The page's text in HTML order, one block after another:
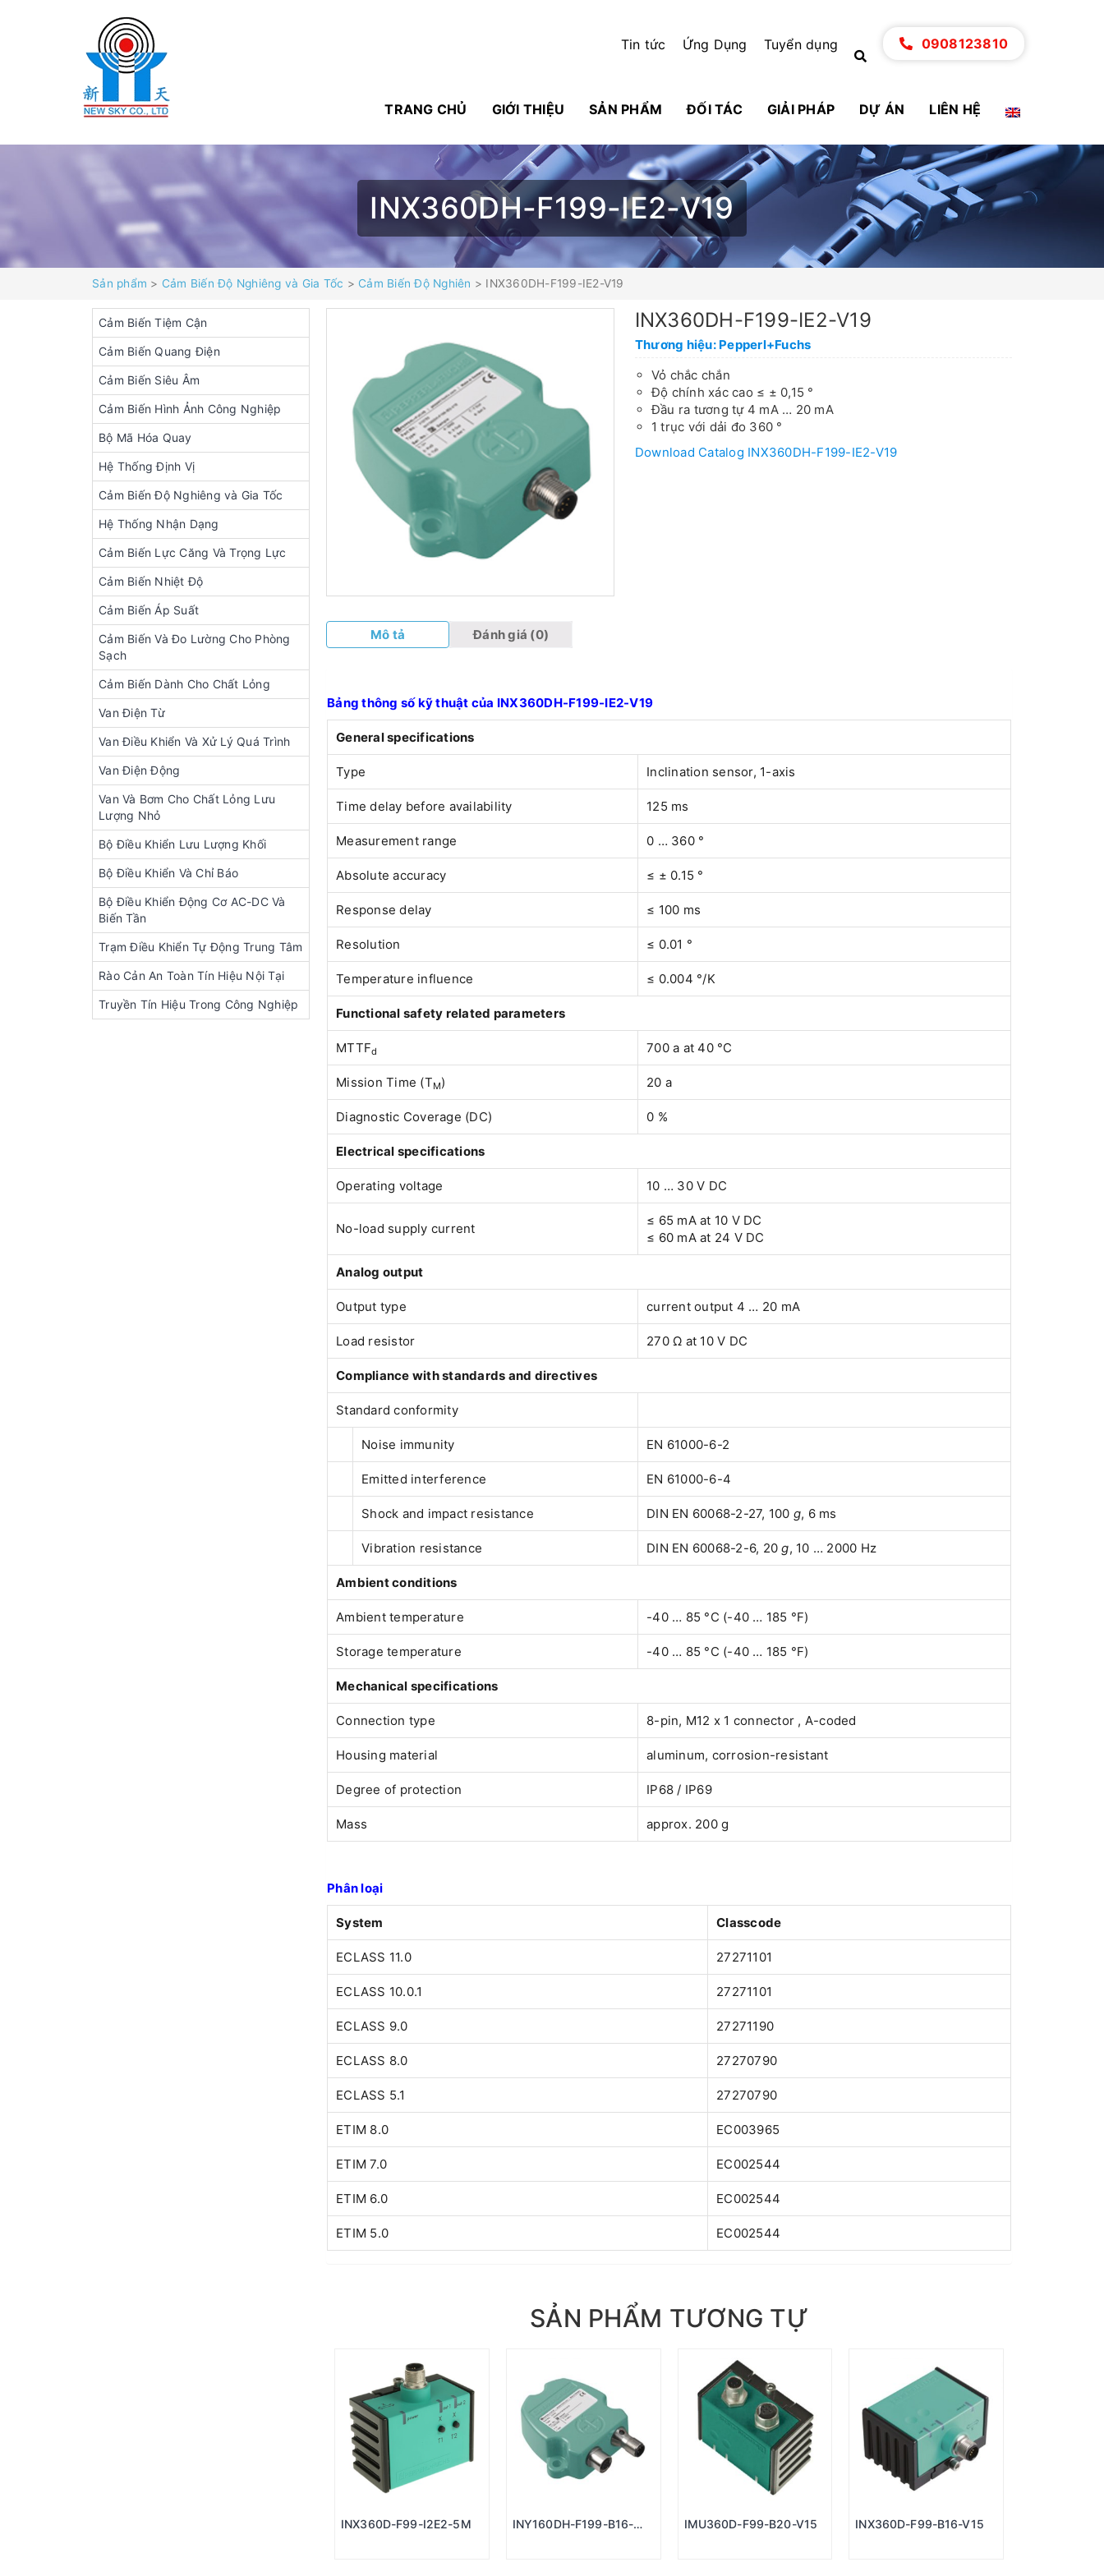
0908123810
Tin tức Ứng Dụng Tuyển dụng
TRANG CHỦ GIỚI THIỆU SẢN PHẨM ĐỐI TÁC GIẢI PHÁP DỰ ÁN LIÊN HỆ
INX360DH-F199-IE2-V19
Sản phẩm > Cảm Biến Độ Nghiêng và Gia Tốc > Cảm Biến Độ Nghiên > INX360DH-F199-IE2-V19
Cảm Biến Tiệm Cận
Cảm Biến Quang Điện
Cảm Biến Siêu Âm
Cảm Biến Hình Ảnh Công Nghiệp
Bộ Mã Hóa Quay
Hệ Thống Định Vị
Cảm Biến Độ Nghiêng và Gia Tốc
Hệ Thống Nhận Dạng
Cảm Biến Lực Căng Và Trọng Lực
Cảm Biến Nhiệt Độ
Cảm Biến Áp Suất
Cảm Biến Và Đo Lường Cho Phòng
Sạch
Cảm Biến Dành Cho Chất Lỏng
Van Điện Từ
Van Điều Khiển Và Xử Lý Quá Trình
Van Điện Động
Van Và Bơm Cho Chất Lỏng Lưu
Lượng Nhỏ
Bộ Điều Khiển Lưu Lượng Khối
Bộ Điều Khiển Và Chỉ Báo
Bộ Điều Khiển Động Cơ AC-DC Và
Biến Tần
Trạm Điều Khiển Tự Động Trung Tâm
Rào Cản An Toàn Tín Hiệu Nội Tại
Truyền Tín Hiệu Trong Công Nghiệp
INX360DH-F199-IE2-V19
Thương hiệu: Pepperl+Fuchs
Vỏ chắc chắn
Độ chính xác cao ≤ ± 0,15 °
Đầu ra tương tự 4 mA … 20 mA
1 trục với dải đo 360 °
Download Catalog INX360DH-F199-IE2-V19
Mô tả Đánh giá (0)
Bảng thông số kỹ thuật của INX360DH-F199-IE2-V19
General specifications
Type Inclination sensor, 1-axis
Time delay before availability 125 ms
Measurement range 0 … 360 °
Absolute accuracy ≤ ± 0.15 °
Response delay ≤ 100 ms
Resolution ≤ 0.01 °
Temperature influence ≤ 0.004 °/K
Functional safety related parameters
MTTFd 700 a at 40 °C
Mission Time (TM) 20 a
Diagnostic Coverage (DC) 0 %
Electrical specifications
Operating voltage 10 … 30 V DC
No-load supply current
≤ 65 mA at 10 V DC
≤ 60 mA at 24 V DC
Analog output
Output type current output 4 … 20 mA
Load resistor 270 Ω at 10 V DC
Compliance with standards and directives
Standard conformity
Noise immunity EN 61000-6-2
Emitted interference EN 61000-6-4
Shock and impact resistance DIN EN 60068-2-27, 100 g, 6 ms
Vibration resistance DIN EN 60068-2-6, 20g, 10 … 2000 Hz
Ambient conditions
Ambient temperature -40 … 85 °C (-40 … 185 °F)
Storage temperature -40 … 85 °C (-40 … 185 °F)
Mechanical specifications
Connection type 8-pin, M12 x 1 connector , A-coded
Housing material aluminum, corrosion-resistant
Degree of protection IP68 / IP69
Mass approx. 200 g
Phân loại
System Classcode
ECLASS 11.0 27271101
ECLASS 10.0.1 27271101
ECLASS 9.0 27271190
ECLASS 8.0 27270790
ECLASS 5.1 27270790
ETIM 8.0 EC003965
ETIM 7.0 EC002544
ETIM 6.0 EC002544
ETIM 5.0 EC002544
SẢN PHẨM TƯƠNG TỰ
INX360D-F99-I2E2-5M
INY160DH-F199-B16-
IMU360D-F99-B20-V15 INX360D-F99-B16-V15